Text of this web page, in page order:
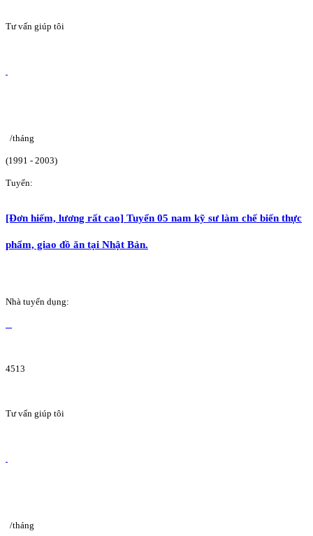
Tư vấn giúp tôi
/tháng
(1991 - 2003)
Tuyển:
[Đơn hiếm, lương rất cao] Tuyển 05 nam kỹ sư làm chế biến thực
phẩm, giao đồ ăn tại Nhật Bản.
Nhà tuyển dụng:
4513
Tư vấn giúp tôi
/tháng